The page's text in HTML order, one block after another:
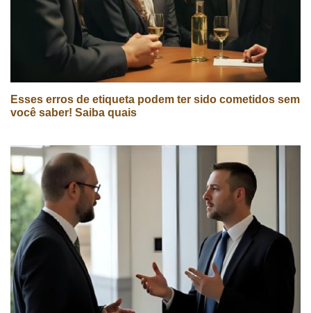
Esses erros de etiqueta podem ter sido cometidos sem
você saber! Saiba quais